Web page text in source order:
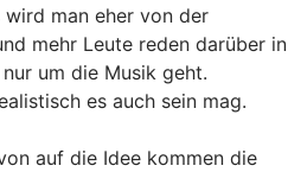
man eher von der
mehr Leute reden darüber in
um die Musik geht.
es auch sein mag.
auf die Idee kommen die